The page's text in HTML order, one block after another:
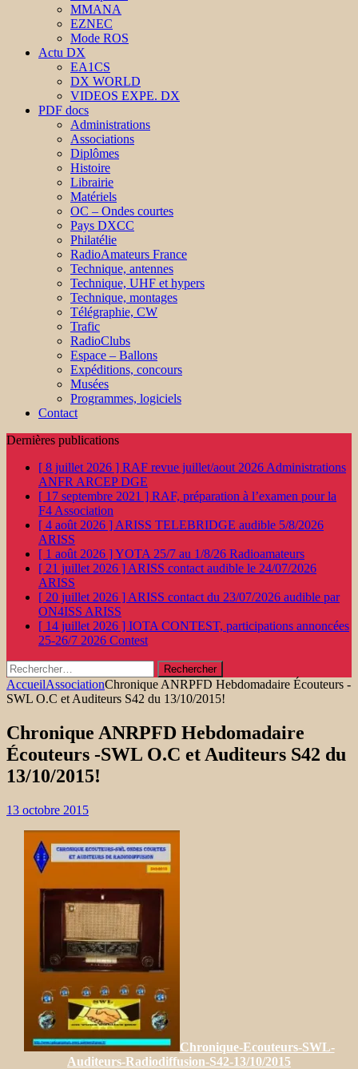
MMANA
EZNEC
Mode ROS
Actu DX
EA1CS
DX WORLD
VIDEOS EXPE. DX
PDF docs
Administrations
Associations
Diplômes
Histoire
Librairie
Matériels
OC – Ondes courtes
Pays DXCC
Philatélie
RadioAmateurs France
Technique, antennes
Technique, UHF et hypers
Technique, montages
Télégraphie, CW
Trafic
RadioClubs
Espace – Ballons
Expéditions, concours
Musées
Programmes, logiciels
Contact
Dernières publications
[ 8 juillet 2026 ] RAF revue juillet/aout 2026 Administrations
ANFR ARCEP DGE
[ 17 septembre 2021 ] RAF, préparation à l’examen pour la
F4 Association
[ 4 août 2026 ] ARISS TELEBRIDGE audible 5/8/2026
ARISS
[ 1 août 2026 ]YOTA 25/7 au 1/8/26 Radioamateurs
[ 21 juillet 2026 ] ARISS contact audible le 24/07/2026
ARISS
[ 20 juillet 2026 ] ARISS contact du 23/07/2026 audible par
ON4ISS ARISS
[ 14 juillet 2026 ] IOTA CONTEST, participations annoncées
25-26/7 2026 Contest
Rechercher :
AccueilAssociationChronique ANRPFD Hebdomadaire Écouteurs -
SWL O.C et Auditeurs S42 du 13/10/2015!
Chronique ANRPFD Hebdomadaire
Écouteurs -SWL O.C et Auditeurs S42 du
13/10/2015!
13 octobre 2015
Chronique-Ecouteurs-SWL-
Auditeurs-Radiodiffusion-S42-13/10/2015